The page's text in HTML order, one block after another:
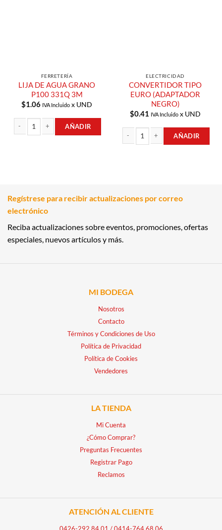
FERRETERÍA
LIJA DE AGUA GRANO
P100 331Q 3M
$1.06 IVA Incluido x UND
AÑADIR
ELECTRICIDAD
CONVERTIDOR TIPO
EURO (ADAPTADOR
NEGRO)
$0.41 IVA Incluido x UND
AÑADIR
Regístrese para recibir actualizaciones por correo
electrónico
Reciba actualizaciones sobre eventos, promociones, ofertas
especiales, nuevos artículos y más.
MI BODEGA
Nosotros
Contacto
Términos y Condiciones de Uso
Política de Privacidad
Política de Cookies
Vendedores
LA TIENDA
Mi Cuenta
¿Cómo Comprar?
Preguntas Frecuentes
Registrar Pago
Reclamos
ATENCIÓN AL CLIENTE
0426-292.84.01 /0414-764.68.06